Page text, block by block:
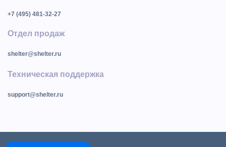
+7 (495) 481-32-27
Отдел продаж
shelter@shelter.ru
Техническая поддержка
support@shelter.ru